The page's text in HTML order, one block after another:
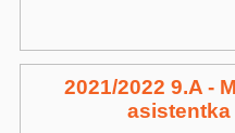
2021/2022 9.A -